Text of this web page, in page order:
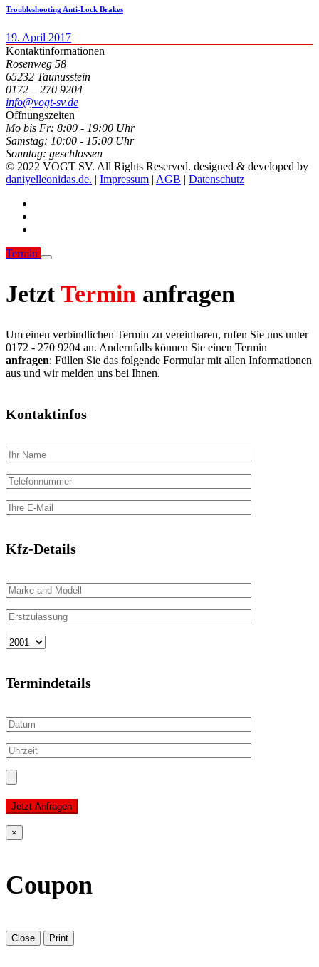
Troubleshooting Anti-Lock Brakes
19. April 2017
Kontaktinformationen
Rosenweg 58
65232 Taunusstein
0172 – 270 9204
info@vogt-sv.de
Öffnungszeiten
Mo bis Fr: 8:00 - 19:00 Uhr
Samstag: 10:00 - 15:00 Uhr
Sonntag: geschlossen
© 2022 VOGT SV. All Rights Reserved. designed & developed by
daniyelleonidas.de. | Impressum | AGB | Datenschutz
Termin
JetztTermin anfragen
Um einen verbindlichen Termin zu vereinbaren, rufen Sie uns unter
0172 - 270 9204 an. Andernfalls können Sie einen Termin
anfragen: Füllen Sie das folgende Formular mit allen Informationen
aus und wir melden uns bei Ihnen.
Kontaktinfos
Kfz-Details
Termindetails
Jetzt Anfragen
×
Coupon
Close Print